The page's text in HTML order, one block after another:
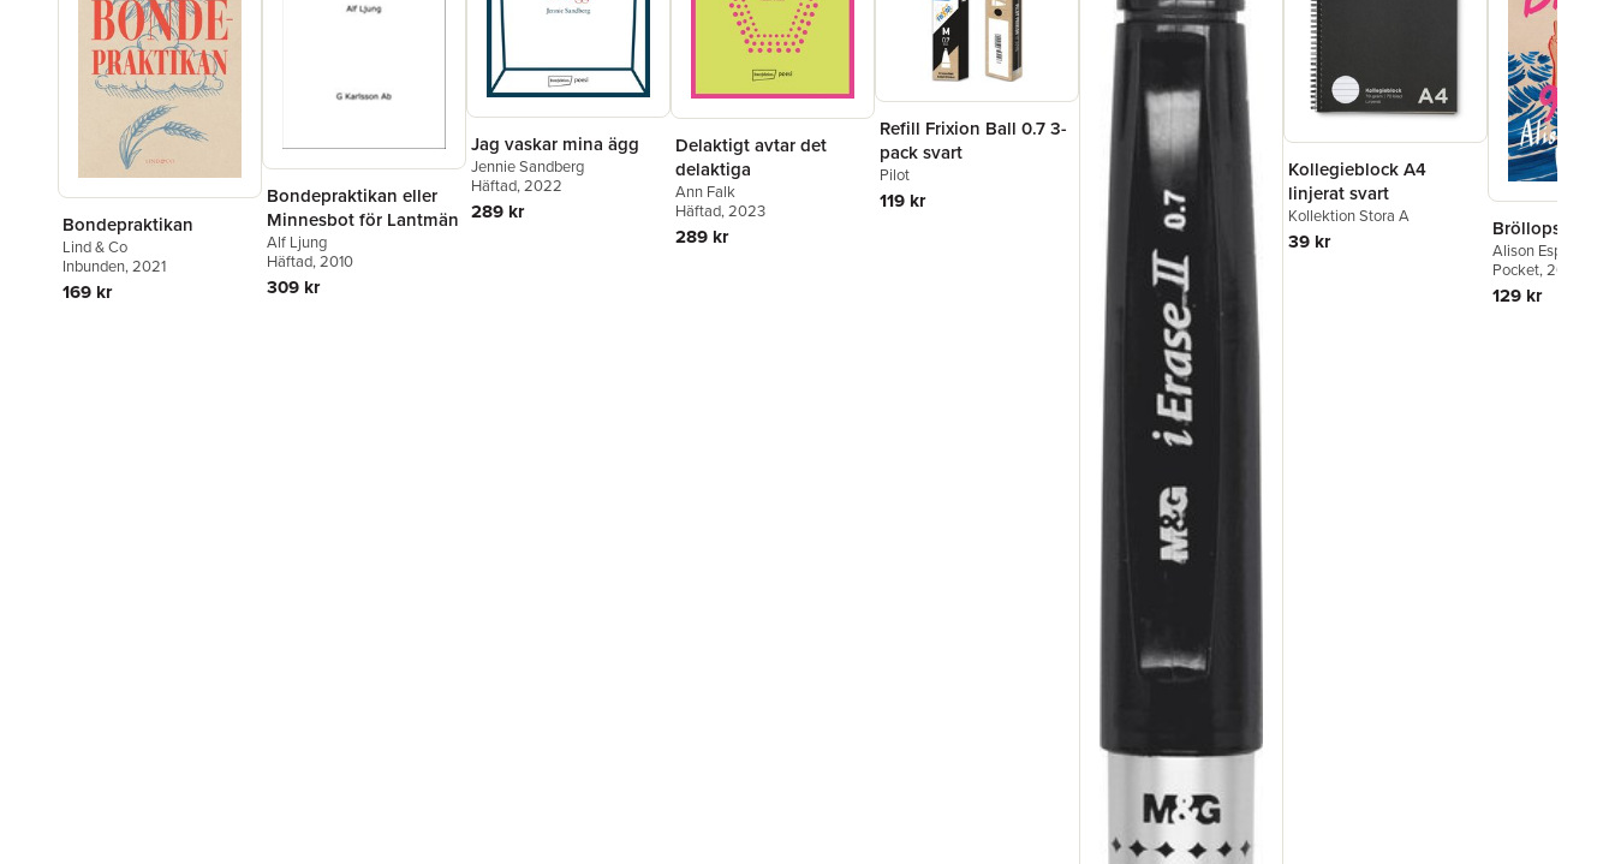
Bondepraktikan
Lind & Co
Inbunden, 2021
169 kr
Bondepraktikan eller
Minnesbot för Lantmän
Alf Ljung
Häftad, 2010
309 kr
Jag vaskar mina ägg
Jennie Sandberg
Häftad, 2022
289 kr
Delaktigt avtar det
delaktiga
Ann Falk
Häftad, 2023
289 kr
Refill Frixion Ball 0.7 3-
pack svart
Pilot
119 kr
Kollegieblock A4
linjerat svart
Kollektion Stora A
39 kr
Alison Espach
Pocket, 2026
129 kr